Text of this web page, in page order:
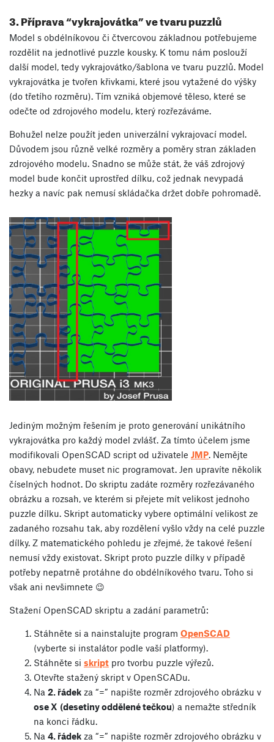
3. Příprava “vykrajovátka” ve tvaru puzzlů
Model s obdélníkovou či čtvercovou základnou potřebujeme
rozdělit na jednotlivé puzzle kousky. K tomu nám poslouží
další model, tedy vykrajovátko/šablona ve tvaru puzzlů. Model
vykrajovátka je tvořen křivkami, které jsou vytažené do výšky
(do třetího rozměru). Tím vzniká objemové těleso, které se
odečte od zdrojového modelu, který rozřezáváme.
Bohužel nelze použít jeden univerzální vykrajovací model.
Důvodem jsou různě velké rozměry a poměry stran základen
zdrojového modelu. Snadno se může stát, že váš zdrojový
model bude končit uprostřed dílku, což jednak nevypadá
hezky a navíc pak nemusí skládačka držet dobře pohromadě.
Jediným možným řešením je proto generování unikátního
vykrajovátka pro každý model zvlášť. Za tímto účelem jsme
modifikovali OpenSCAD script od uživatele JMP. Nemějte
obavy, nebudete muset nic programovat. Jen upravíte několik
číselných hodnot. Do skriptu zadáte rozměry rozřezávaného
obrázku a rozsah, ve kterém si přejete mít velikost jednoho
puzzle dílku. Skript automaticky vybere optimální velikost ze
zadaného rozsahu tak, aby rozdělení vyšlo vždy na celé puzzle
dílky. Z matematického pohledu je zřejmé, že takové řešení
nemusí vždy existovat. Skript proto puzzle dílky v případě
potřeby nepatrně protáhne do obdélníkového tvaru. Toho si
však ani nevšimnete 😉
Stažení OpenSCAD skriptu a zadání parametrů:
Stáhněte si a nainstalujte program OpenSCAD
(vyberte si instalátor podle vaší platformy).
Stáhněte si skript pro tvorbu puzzle výřezů.
Otevřte stažený skript v OpenSCADu.
Na 2. řádek za “=” napište rozměr zdrojového obrázku v
ose X (desetiny oddělené tečkou) a nemažte středník
na konci řádku.
Na 4. řádek za “=” napište rozměr zdrojového obrázku v